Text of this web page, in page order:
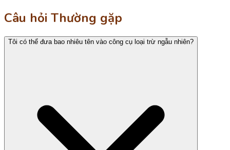
Câu hỏi Thường gặp
Tôi có thể đưa bao nhiêu tên vào công cụ loại trừ ngẫu nhiên?